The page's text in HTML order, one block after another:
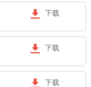
 下载
 下载
 下载